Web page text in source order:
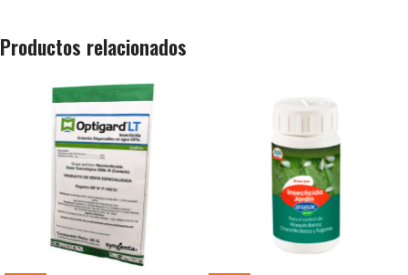
Productos relacionados